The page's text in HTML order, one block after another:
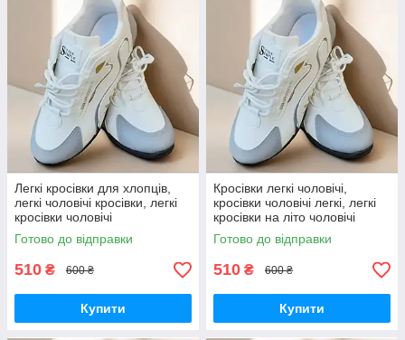
Легкі кросівки для хлопців,
легкі чоловічі кросівки, легкі
кросівки чоловічі
Готово до відправки
510 ₴ 600 ₴
Купити
Кросівки легкі чоловічі,
кросівки чоловічі легкі, легкі
кросівки на літо чоловічі
Готово до відправки
510 ₴ 600 ₴
Купити